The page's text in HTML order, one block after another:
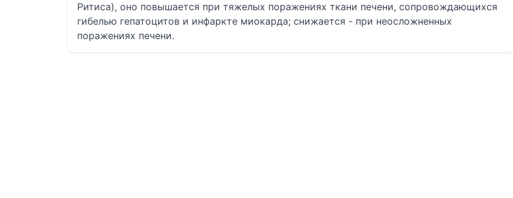
Ритиса), оно повышается при тяжелых поражениях ткани печени, сопровождающихся
гибелью гепатоцитов и инфаркте миокарда; снижается - при неосложненных
поражениях печени.